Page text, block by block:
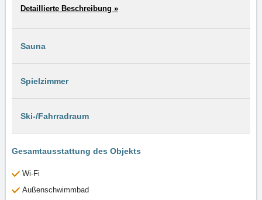
Detaillierte Beschreibung »
Sauna
Spielzimmer
Ski-/Fahrradraum
Gesamtausstattung des Objekts
Wi-Fi
Außenschwimmbad